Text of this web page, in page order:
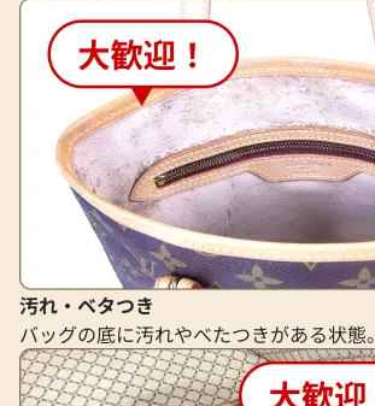
エルメス ツイリー スカーフ シルク
参考買取価格
26,000円
2026年2月3日時点
汚れ・ベタつき
バッグの底に汚れやべたつきがある状態。